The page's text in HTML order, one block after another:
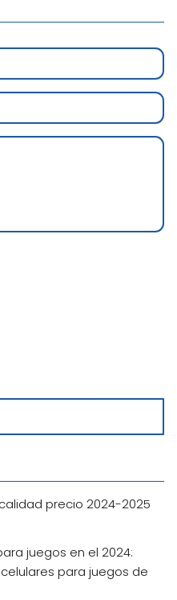
precio 2024-2025
juegos en el 2024:
para juegos de